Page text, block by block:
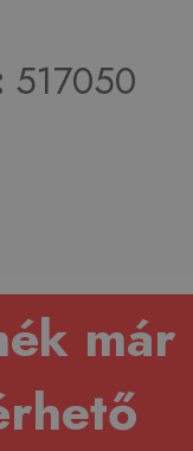
517050
már